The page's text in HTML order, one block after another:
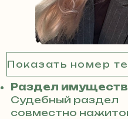
Раздел
Судебный раздел
совместно